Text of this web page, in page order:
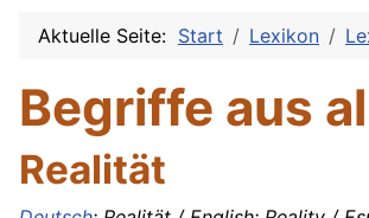
Aktuelle Seite: Start Lexikon
Begriffe aus
Realität